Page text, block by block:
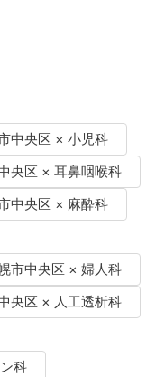
中央区 × 小児科
央区 × 耳鼻咽喉科
中央区 × 麻酔科
市中央区 × 婦人科
央区 × 人工透析科
科